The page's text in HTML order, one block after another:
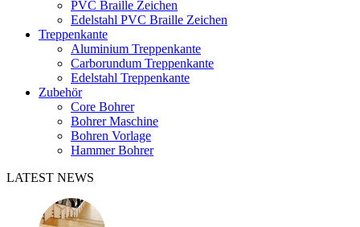
PVC Braille Zeichen
Edelstahl PVC Braille Zeichen
Treppenkante
Aluminium Treppenkante
Carborundum Treppenkante
Edelstahl Treppenkante
Zubehör
Core Bohrer
Bohrer Maschine
Bohren Vorlage
Hammer Bohrer
LATEST NEWS